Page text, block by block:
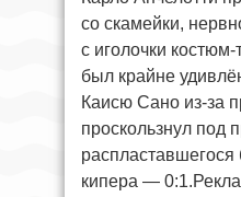
со скамейки,
с иголочки
был крайне
Каисю Сано из-за
проскользнул под
распластавшегося
кипера —